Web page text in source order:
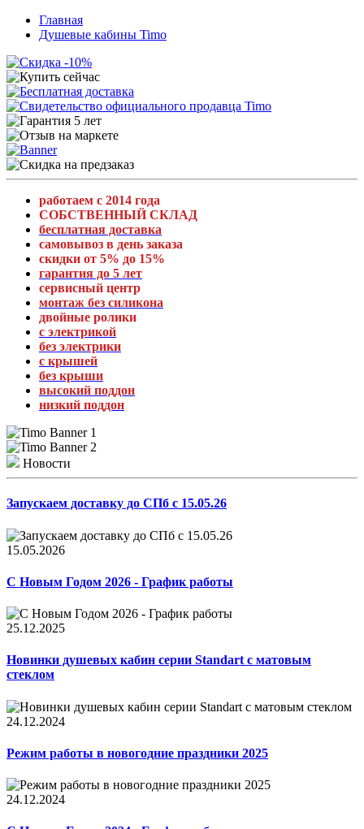
Главная
Душевые кабины Timo
работаем с 2014 года
СОБСТВЕННЫЙ СКЛАД
бесплатная доставка
самовывоз в день заказа
скидки от 5% до 15%
гарантия до 5 лет
сервисный центр
монтаж без силикона
двойные ролики
с электрикой
без электрики
с крышей
без крыши
высокий поддон
низкий поддон
Новости
Запускаем доставку до СПб с 15.05.26
15.05.2026
С Новым Годом 2026 - График работы
25.12.2025
Новинки душевых кабин серии Standart с матовым
стеклом
24.12.2024
Режим работы в новогодние праздники 2025
24.12.2024